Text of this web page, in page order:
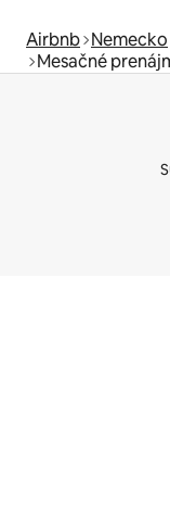
Airbnb Nemecko
Mesačné